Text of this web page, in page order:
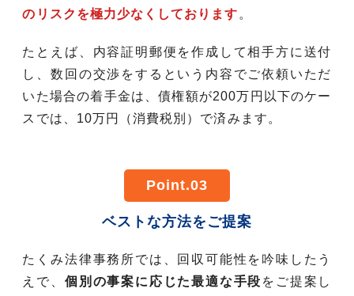
のリスクを極力少なくしております 。
たとえば、内容証明郵便を作成して相手方に送付
し、数回の交渉をするという内容でご依頼いただ
いた場合の着手金は、債権額が200万円以下のケー
スでは、10万円（消費税別）で済みます。
Point.03
ベストな方法をご提案
たくみ法律事務所では、回収可能性を吟味したう
えで、 個別の事案に応じた最適な手段 をご提案し